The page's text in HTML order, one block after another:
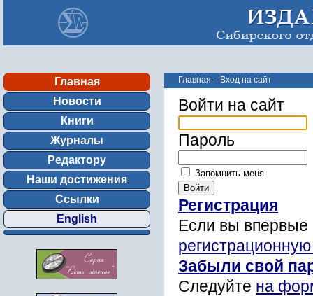
Главная
Новости
Книги
Журналы
Редактору
Наши достижения
Ссылки
English
Главная – Вход на сайт
Войти на сайт
Пароль
Запомнить меня
Регистрация
Если вы впервые
Забыли свой
Следуйте на